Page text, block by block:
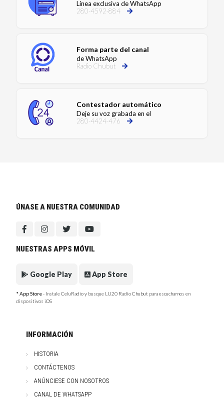
Línea exclusiva de WhatsApp
280-4592-884
Forma parte del canal
de WhatsApp
Radio Chubut
Contestador automático
Deje su voz grabada en el
280-4424-476
ÚNASE A NUESTRA COMUNIDAD
NUESTRAS APPS MÓVIL
Google Play App Store
* App Store- Instale CeluRadio y busque LU20 Radio Chubut para escucharnos en
dispositivos iOS
INFORMACIÓN
HISTORIA
CONTÁCTENOS
ANÚNCIESE CON NOSOTROS
CANAL DE WHATSAPP